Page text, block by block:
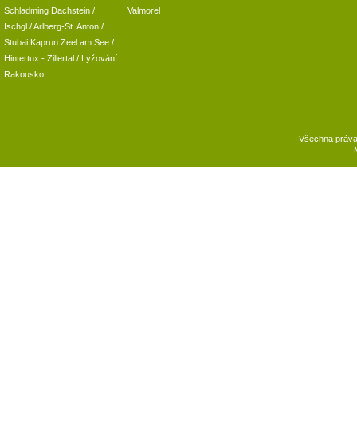
Schladming Dachstein /
Ischgl /Arlberg-St. Anton /
Stubai Kaprun Zeel am See /
Hintertux - Zillertal / Lyžování
Rakousko
Valmorel
Všechna